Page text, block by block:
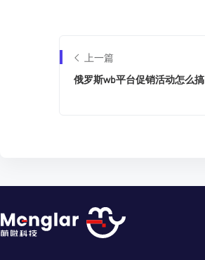
上一篇
俄罗斯wb平台促销活动怎么搞